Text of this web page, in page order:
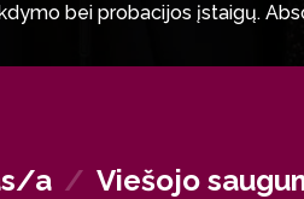
bei probacijos įstaigų.
tyrimų tarnyba (STT).
plėtojamos
a / Viešojo